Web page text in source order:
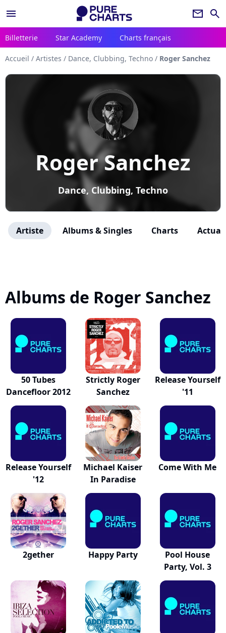
menu newsletter search
Billetterie Star Academy Charts français
Accueil / Artistes / Dance, Clubbing, Techno / Roger Sanchez
Roger Sanchez
Dance, Clubbing, Techno
Artiste Albums & Singles Charts
Albums de Roger Sanchez
50 Tubes
Dancefloor 2012
Strictly Roger
Sanchez
Release Yourself
'11
Release Yourself
'12
Michael Kaiser
In Paradise
Come With Me
2gether Happy Party
Pool House
Party, Vol. 3